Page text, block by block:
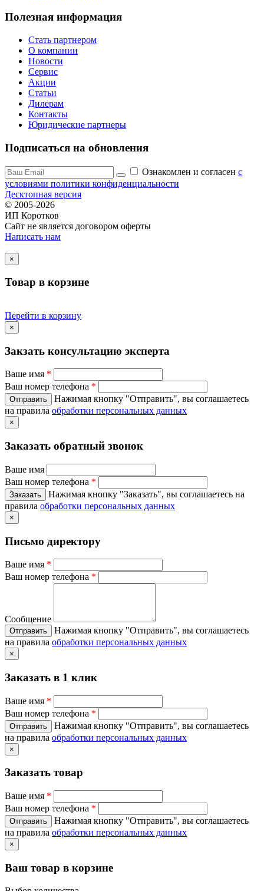
Полезная информация
Стать партнером
О компании
Новости
Сервис
Акции
Статьи
Дилерам
Контакты
Юридические партнеры
Подписаться на обновления
Ознакомлен и согласен c
условиями политики конфиденциальности
Десктопная версия
© 2005-2026
ИП Коротков
Сайт не является договором оферты
Написать нам
×
Товар в корзине
Перейти в корзину
×
Закзать консультацию эксперта
Ваше имя *
Ваш номер телефона *
Нажимая кнопку "Отправить", вы соглашаетесь
на правила обработки персональных данных
×
Заказать обратный звонок
Ваше имя
Ваш номер телефона *
Нажимая кнопку "Заказать", вы соглашаетесь на
правила обработки персональных данных
×
Письмо директору
Ваше имя *
Ваш номер телефона *
Сообщение
Нажимая кнопку "Отправить", вы соглашаетесь
на правила обработки персональных данных
×
Заказать в 1 клик
Ваше имя *
Ваш номер телефона *
Нажимая кнопку "Отправить", вы соглашаетесь
на правила обработки персональных данных
×
Заказать товар
Ваше имя *
Ваш номер телефона *
Нажимая кнопку "Отправить", вы соглашаетесь
на правила обработки персональных данных
×
Ваш товар в корзине